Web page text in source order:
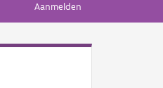
Aanmelden